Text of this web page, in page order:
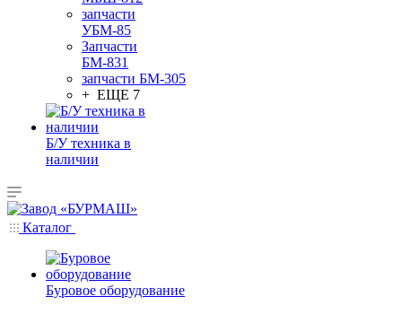
запчасти
УБМ-85
Запчасти
БМ-831
запчасти БМ-305
+ ЕЩЕ 7
Б/У техника в
наличии
Каталог
Буровое оборудование